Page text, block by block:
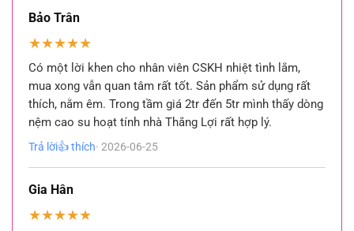
Bảo Trân
★★★★★
Có một lời khen cho nhân viên CSKH nhiệt tình lắm,
mua xong vẫn quan tâm rất tốt. Sản phẩm sử dụng rất
thích, nằm êm. Trong tầm giá 2tr đến 5tr mình thấy dòng
nệm cao su hoạt tính nhà Thắng Lợi rất hợp lý.
Trả lời👍 thích· 2026-06-25
Gia Hân
★★★★★